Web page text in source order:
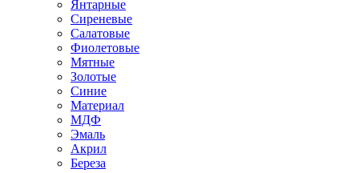
Янтарные
Сиреневые
Салатовые
Фиолетовые
Мятные
Золотые
Синие
Материал
МДФ
Эмаль
Акрил
Береза